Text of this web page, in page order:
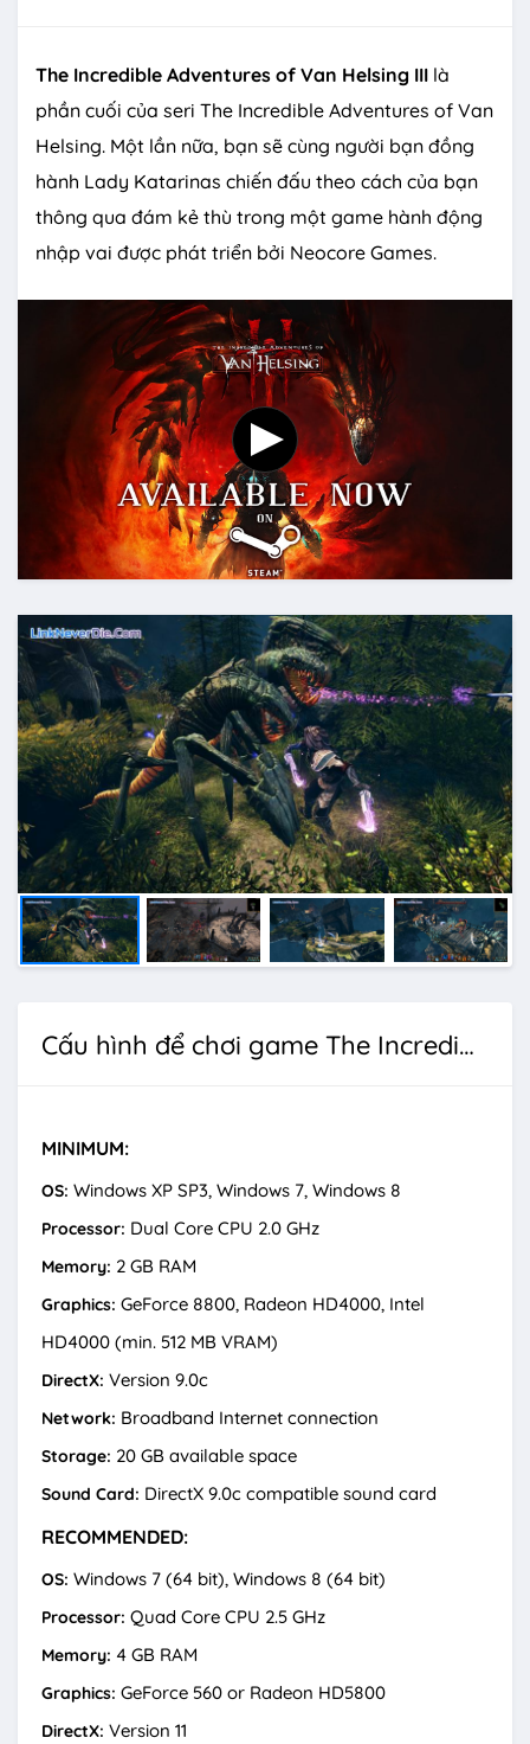
The Incredible Adventures of Van Helsing III là
phần cuối của seri The Incredible Adventures of Van
Helsing. Một lần nữa, bạn sẽ cùng người bạn đồng
hành Lady Katarinas chiến đấu theo cách của bạn
thông qua đám kẻ thù trong một game hành động
nhập vai được phát triển bởi Neocore Games.
Cấu hình để chơi game The Incredible Adventures of Van Helsing 3
MINIMUM:
OS: Windows XP SP3, Windows 7, Windows 8
Processor: Dual Core CPU 2.0 GHz
Memory: 2 GB RAM
Graphics: GeForce 8800, Radeon HD4000, Intel
HD4000 (min. 512 MB VRAM)
DirectX: Version 9.0c
Network: Broadband Internet connection
Storage: 20 GB available space
Sound Card: DirectX 9.0c compatible sound card
RECOMMENDED:
OS: Windows 7 (64 bit), Windows 8 (64 bit)
Processor: Quad Core CPU 2.5 GHz
Memory: 4 GB RAM
Graphics: GeForce 560 or Radeon HD5800
DirectX: Version 11